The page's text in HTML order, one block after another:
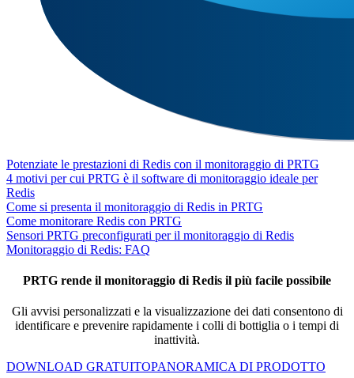
Potenziate le prestazioni di Redis con il monitoraggio di PRTG
4 motivi per cui PRTG è il software di monitoraggio ideale per
Redis
Come si presenta il monitoraggio di Redis in PRTG
Come monitorare Redis con PRTG
Sensori PRTG preconfigurati per il monitoraggio di Redis
Monitoraggio di Redis: FAQ
PRTG rende il monitoraggio di Redis il più facile possibile
Gli avvisi personalizzati e la visualizzazione dei dati consentono di
identificare e prevenire rapidamente i colli di bottiglia o i tempi di
inattività.
DOWNLOAD GRATUITOPANORAMICA DI PRODOTTO